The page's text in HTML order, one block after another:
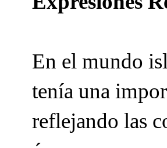
En el mundo
tenía una
reflejando las